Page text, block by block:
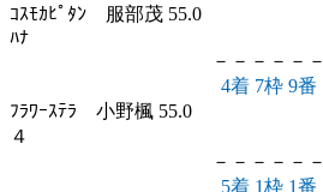
ｺｽﾓｶﾋﾟﾀﾝ 服部茂 55.0
ﾊﾅ
－－－－－－
4着 7枠 9番
ﾌﾗﾜｰｽﾃﾗ 小野楓 55.0
４
－－－－－－
5着 1枠 1番